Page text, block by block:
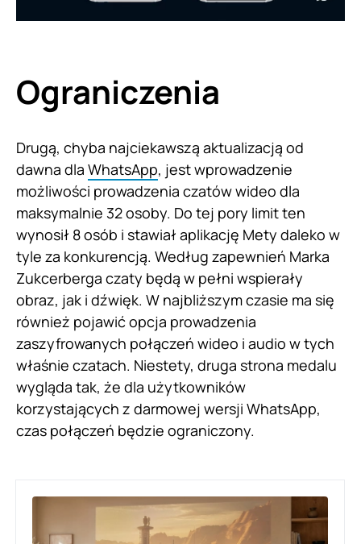
Ograniczenia
Drugą, chyba najciekawszą aktualizacją od
dawna dla WhatsApp, jest wprowadzenie
możliwości prowadzenia czatów wideo dla
maksymalnie 32 osoby. Do tej pory limit ten
wynosił 8 osób i stawiał aplikację Mety daleko w
tyle za konkurencją. Według zapewnień Marka
Zukcerberga czaty będą w pełni wspierały
obraz, jak i dźwięk. W najbliższym czasie ma się
również pojawić opcja prowadzenia
zaszyfrowanych połączeń wideo i audio w tych
właśnie czatach. Niestety, druga strona medalu
wygląda tak, że dla użytkowników
korzystających z darmowej wersji WhatsApp,
czas połączeń będzie ograniczony.